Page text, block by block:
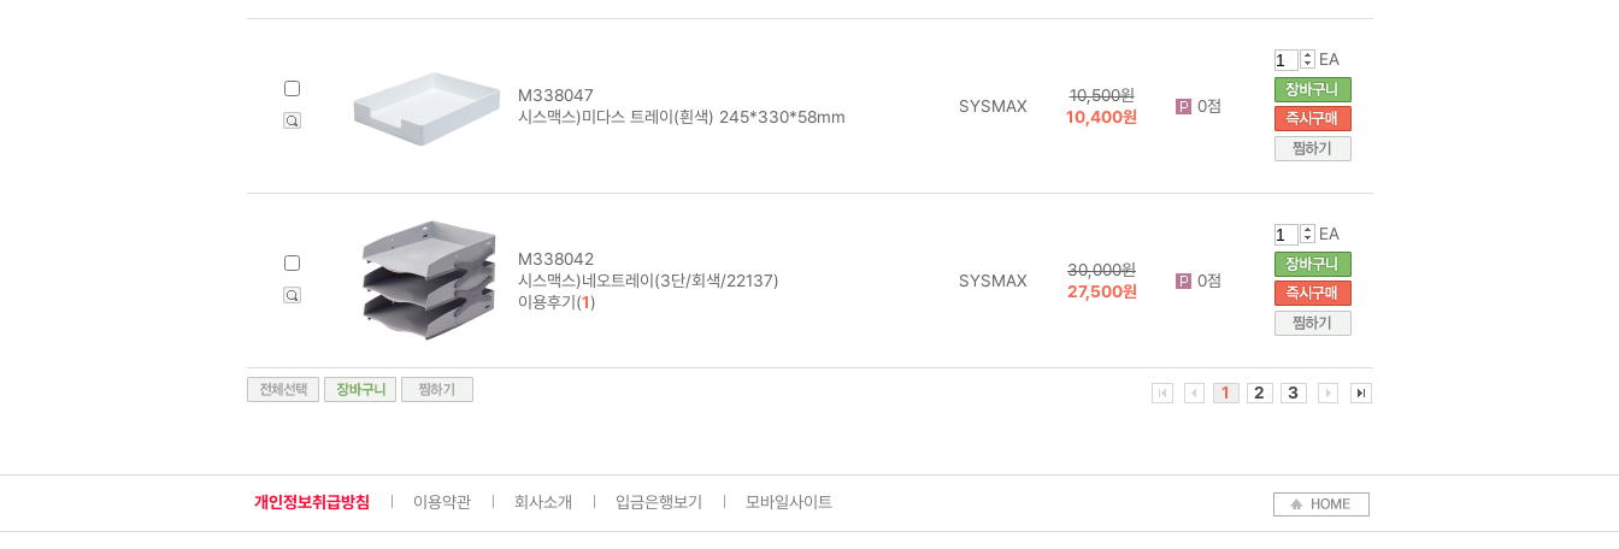
M338047
시스맥스)미다스 트레이(흰색) 245*330*58mm
SYSMAX
10,500원
10,400원
0점
EA
M338042
시스맥스)네오트레이(3단/회색/22137)
이용후기(1)
SYSMAX
30,000원
27,500원
0점
EA
1 2 3
개인정보취급방침 이용약관 회사소개 입금은행보기 모바일사이트